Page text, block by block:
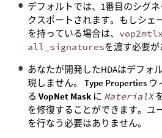
デフォルトでは、1番目のシグ
クスポートされます。もしシェ
を持っている場合は、
all_signaturesを渡す必要が
あなたが開発したHDAはデフォ
現しません。 Type Properties ウ
る VopNet Mask に MaterialX
を修復することができます。ユ
を行なう必要はありません。